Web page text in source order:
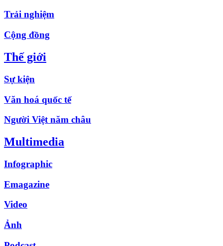
Trải nghiệm
Cộng đồng
Thế giới
Sự kiện
Văn hoá quốc tế
Người Việt năm châu
Multimedia
Infographic
Emagazine
Video
Ảnh